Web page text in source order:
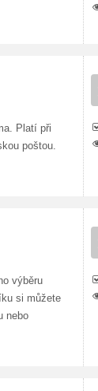
Platí při
poštou.
výběru
si můžete
nebo